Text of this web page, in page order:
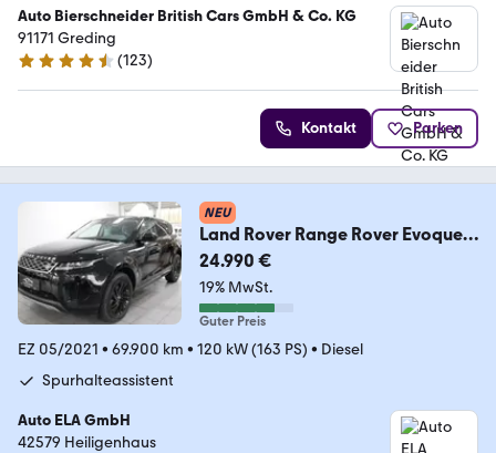
Auto Bierschneider British Cars GmbH & Co. KG
91171 Greding
4.3 Sterne
(123)
Kontakt Parken
NEU
Land Rover Range Rover Evoque
D165 360°Kamera|Navi|Garantie
24.990 €
19% MwSt.
Guter Preis
EZ 05/2021 • 69.900 km • 120 kW (163 PS) • Diesel
Spurhalteassistent
Auto ELA GmbH
42579 Heiligenhaus